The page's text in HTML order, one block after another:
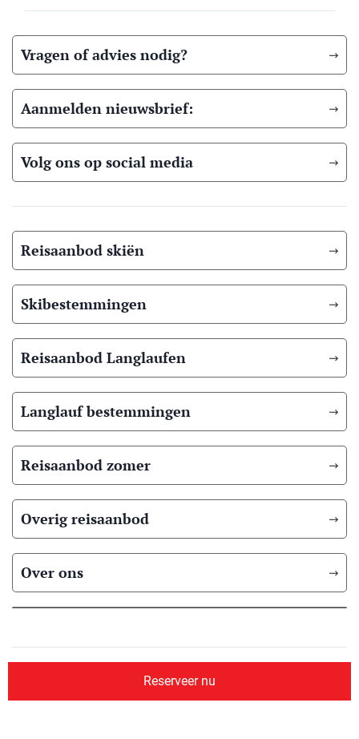
Reserveer nu
Vragen of advies nodig?
Aanmelden nieuwsbrief:
Volg ons op social media
Reisaanbod skiën
Skibestemmingen
Reisaanbod Langlaufen
Langlauf bestemmingen
Reisaanbod zomer
Overig reisaanbod
Over ons
© 2026 Scandic Booking
Algemene voorwaarden
Privacyverklaring